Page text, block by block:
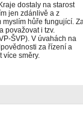
dostaly na starost
jen zdánlivě a z
myslím hůře fungující.
považovat i tzv.
ŠVP). V úvahách na
za řízení a
více směry.